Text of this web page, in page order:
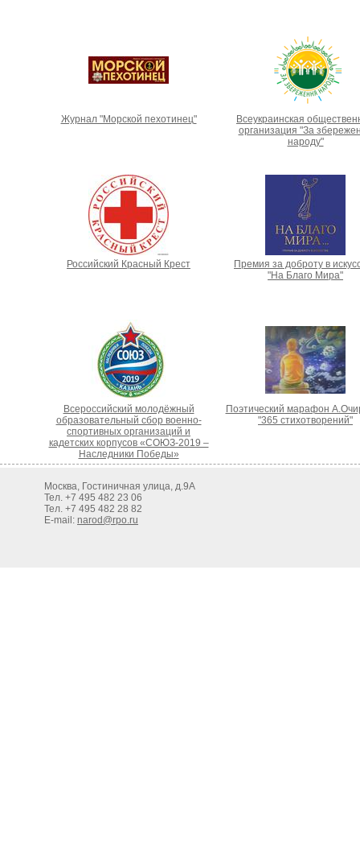
Журнал "Морской пехотинец"
Всеукраинская
организация "За
народу"
Российский Красный Крест
Премия за доброту в
"На Благо Мира"
Всероссийский молодёжный
образовательный сбор военно-
спортивных организаций и
кадетских корпусов «СОЮЗ-2019 –
Наследники Победы»
Поэтический марафон
"365 стихотворений"
Москва, Гостиничная улица, д.9А
Тел. +7 495 482 23 06
Тел. +7 495 482 28 82
E-mail: narod@rpo.ru